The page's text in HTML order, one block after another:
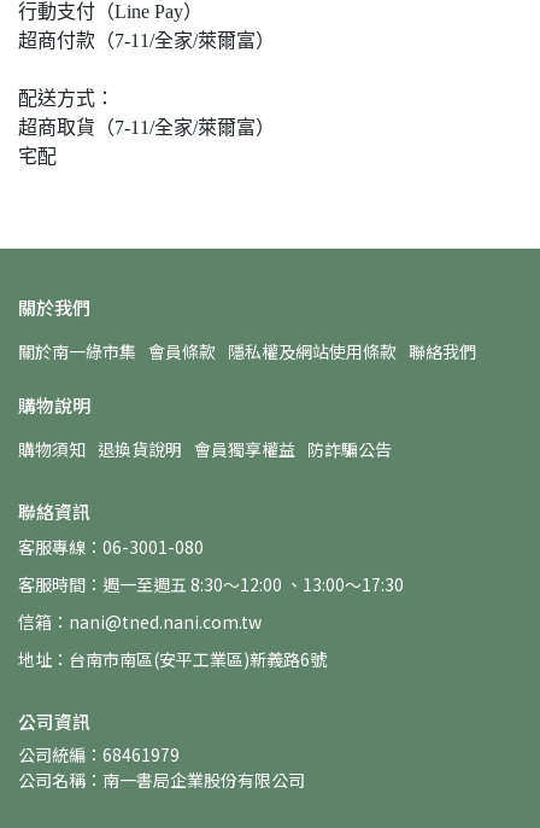
行動支付（Line Pay）
超商付款（7-11/全家/萊爾富）
配送方式：
超商取貨（7-11/全家/萊爾富）
宅配
關於我們
關於南一綠市集 會員條款 隱私權及網站使用條款 聯絡我們
購物說明
購物須知 退換貨說明 會員獨享權益 防詐騙公告
聯絡資訊
客服專線：06-3001-080
客服時間：週一至週五 8:30～12:00 、13:00～17:30
信箱：nani@tned.nani.com.tw
地址：台南市南區(安平工業區)新義路6號
公司資訊
公司統編：68461979
公司名稱：南一書局企業股份有限公司